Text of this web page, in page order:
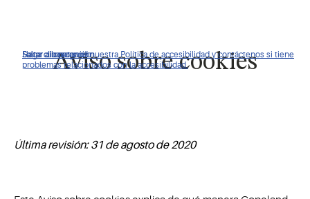
Haga clic para ver nuestra Política de accesibilidad y contáctenos si tiene
problemas relacionados con la accesibilidad.
Saltar a navegación
Saltar al contenido
Saltar a buscarAviso sobre cookies
Última revisión: 31 de agosto de 2020